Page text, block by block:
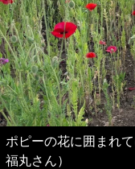
ポピーの花に囲まれ
福丸さん）